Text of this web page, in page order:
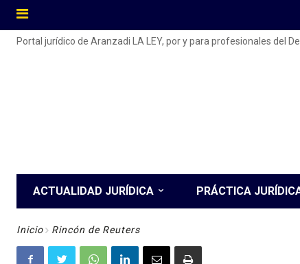
Portal jurídico de Aranzadi LA LEY, por y para profesionales del
ACTUALIDAD JURÍDICA PRÁCTICA
Inicio Rincón de Reuters